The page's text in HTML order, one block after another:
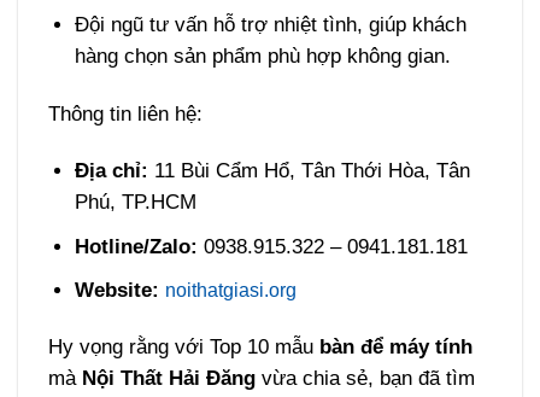
Đội ngũ tư vấn hỗ trợ nhiệt tình, giúp khách
hàng chọn sản phẩm phù hợp không gian.
Thông tin liên hệ:
Địa chỉ: 11 Bùi Cẩm Hổ, Tân Thới Hòa, Tân
Phú, TP.HCM
Hotline/Zalo: 0938.915.322 – 0941.181.181
Website: noithatgiasi.org
Hy vọng rằng với Top 10 mẫu bàn để máy tính
mà Nội Thất Hải Đăng vừa chia sẻ, bạn đã tìm